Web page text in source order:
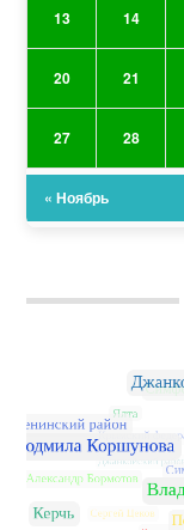
13 14
20 21
27 28
« Ноябрь